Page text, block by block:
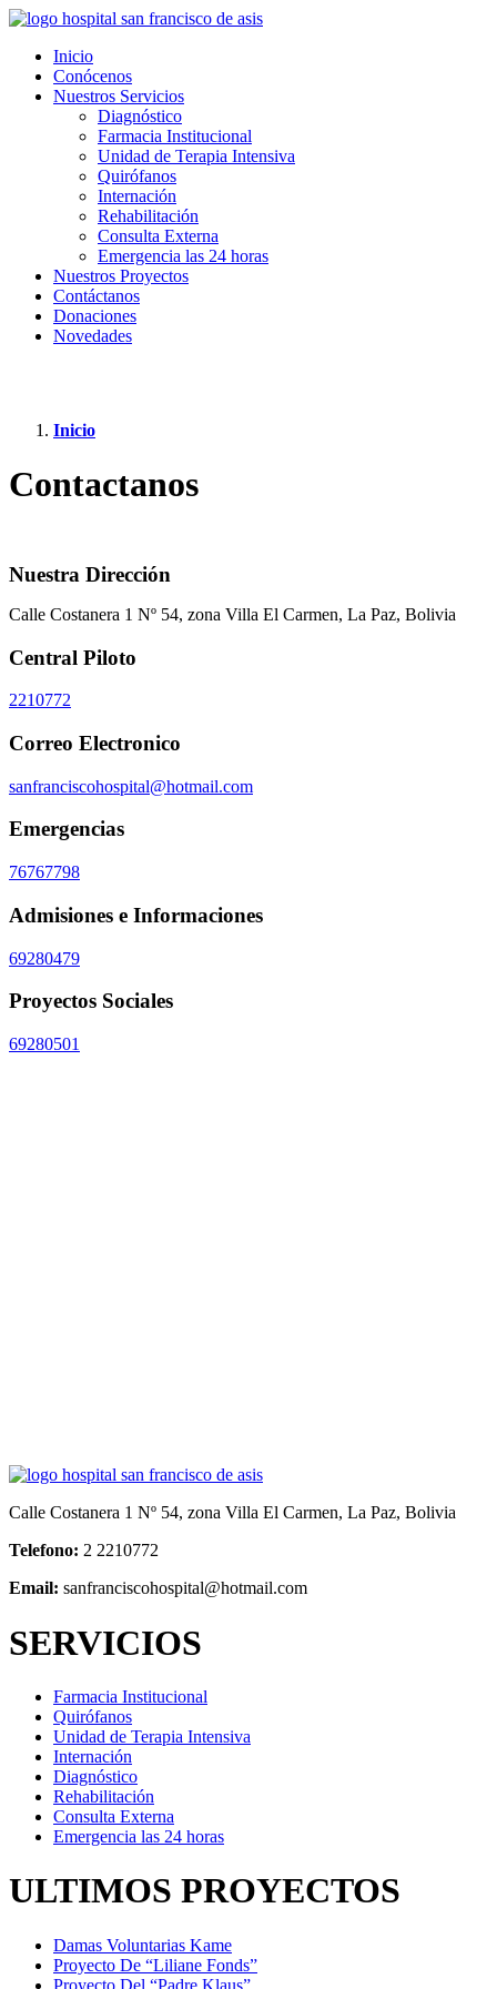
Inicio
Conócenos
Nuestros Servicios
Diagnóstico
Farmacia Institucional
Unidad de Terapia Intensiva
Quirófanos
Internación
Rehabilitación
Consulta Externa
Emergencia las 24 horas
Nuestros Proyectos
Contáctanos
Donaciones
Novedades
Inicio
Contactanos
Nuestra Dirección
Calle Costanera 1 Nº 54, zona Villa El Carmen, La Paz, Bolivia
Central Piloto
2210772
Correo Electronico
sanfranciscohospital@hotmail.com
Emergencias
76767798
Admisiones e Informaciones
69280479
Proyectos Sociales
69280501
Calle Costanera 1 Nº 54, zona Villa El Carmen, La Paz, Bolivia
Telefono: 2 2210772
Email: sanfranciscohospital@hotmail.com
SERVICIOS
Farmacia Institucional
Quirófanos
Unidad de Terapia Intensiva
Internación
Diagnóstico
Rehabilitación
Consulta Externa
Emergencia las 24 horas
ULTIMOS PROYECTOS
Damas Voluntarias Kame
Proyecto De “Liliane Fonds”
Proyecto Del “Padre Klaus”